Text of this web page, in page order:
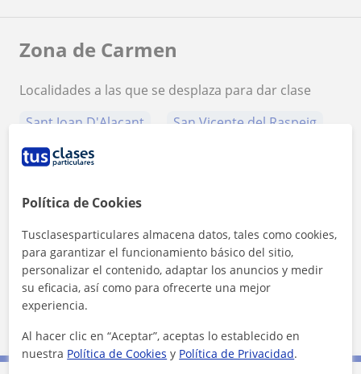
Zona de Carmen
Localidades a las que se desplaza para dar clase
Sant Joan D'Alacant
San Vicente del Raspeig
Mutxamel
+ −
Leaflet | © OpenStreetMap
Política de Cookies
Tusclasesparticulares almacena datos, tales como cookies,
para garantizar el funcionamiento básico del sitio,
personalizar el contenido, adaptar los anuncios y medir
su eficacia, así como para ofrecerte una mejor
experiencia.
Al hacer clic en “Aceptar”, aceptas lo establecido en
nuestra Política de Cookies y Política de Privacidad.